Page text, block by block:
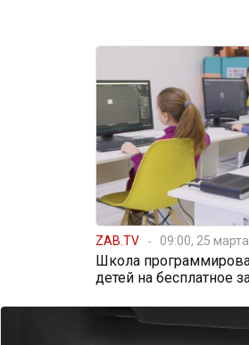
ZAB.TV 09:00, 25 марта
Школа
детей на бесплатное